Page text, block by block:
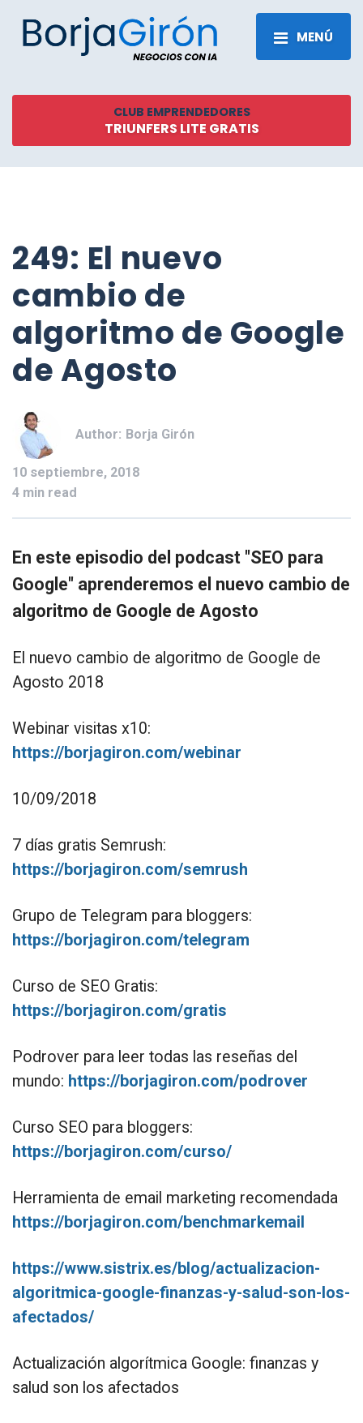
MENÚ
CLUB EMPRENDEDORES
TRIUNFERS LITE GRATIS
249: El nuevo
cambio de
algoritmo de Google
de Agosto
Author: Borja Girón
10 septiembre, 2018
4 min read
En este episodio del podcast "SEO para
Google" aprenderemos el nuevo cambio de
algoritmo de Google de Agosto
El nuevo cambio de algoritmo de Google de
Agosto 2018
Webinar visitas x10:
https://borjagiron.com/webinar
10/09/2018
7 días gratis Semrush:
https://borjagiron.com/semrush
Grupo de Telegram para bloggers:
https://borjagiron.com/telegram
Curso de SEO Gratis:
https://borjagiron.com/gratis
Podrover para leer todas las reseñas del
mundo: https://borjagiron.com/podrover
Curso SEO para bloggers:
https://borjagiron.com/curso/
Herramienta de email marketing recomendada
https://borjagiron.com/benchmarkemail
https://www.sistrix.es/blog/actualizacion-
algoritmica-google-finanzas-y-salud-son-los-
afectados/
Actualización algorítmica Google: finanzas y
salud son los afectados